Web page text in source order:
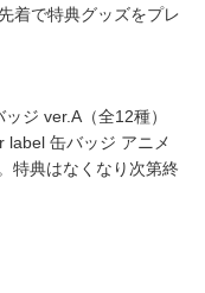
着で特典グッズをプレ
ジ ver.A（全12種）
label 缶バッジ アニメ
特典はなくなり次第終